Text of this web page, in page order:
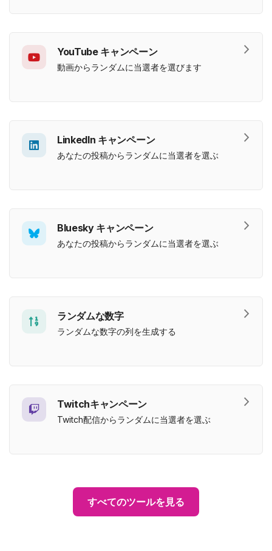
YouTube キャンペーン
動画からランダムに当選者を選びます
LinkedIn キャンペーン
あなたの投稿からランダムに当選者を選ぶ
Bluesky キャンペーン
あなたの投稿からランダムに当選者を選ぶ
ランダムな数字
ランダムな数字の列を生成する
Twitchキャンペーン
Twitch配信からランダムに当選者を選ぶ
すべてのツールを見る